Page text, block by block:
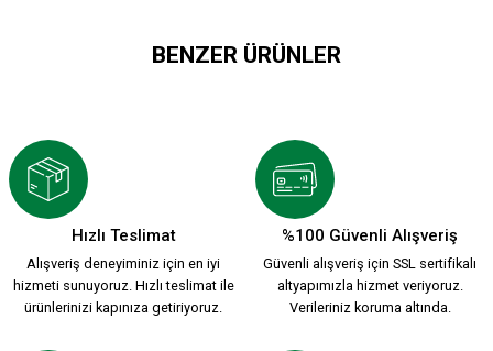
BENZER ÜRÜNLER
349,90 TL
YANLIZ KALMA DİYE GİTTİĞİN HER YERDE İPEK ŞAL ATKI
Hızlı Teslimat
Alışveriş deneyiminiz için en iyi
hizmeti sunuyoruz. Hızlı teslimat ile
ürünlerinizi kapınıza getiriyoruz.
%100 Güvenli Alışveriş
Güvenli alışveriş için SSL sertifikalı
altyapımızla hizmet veriyoruz.
Verileriniz koruma altında.